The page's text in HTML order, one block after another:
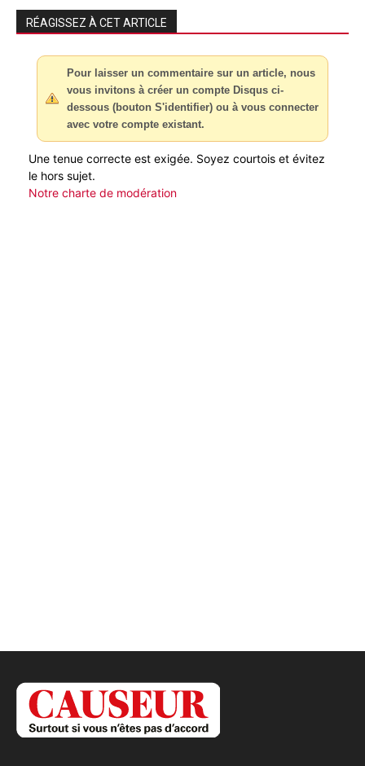
RÉAGISSEZ À CET ARTICLE
Pour laisser un commentaire sur un article, nous
vous invitons à créer un compte Disqus ci-
dessous (bouton S'identifier) ou à vous connecter
avec votre compte existant.
Une tenue correcte est exigée. Soyez courtois et évitez
le hors sujet.
Notre charte de modération